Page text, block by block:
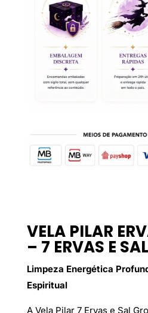
Ervas
Grosso
VELA PILAR
– 7 ERVAS E
Limpeza Energética
Espiritual
A Vela Pilar 7 Ervas e Sal